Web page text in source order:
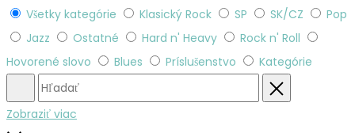
Všetky kategórie Klasický Rock SP SK/CZ
Pop
Jazz
Ostatné Hard n' Heavy
Rock n' Roll
Hovorené slovo
Blues Príslušenstvo Kategórie
Hľadať
Zobraziť viac